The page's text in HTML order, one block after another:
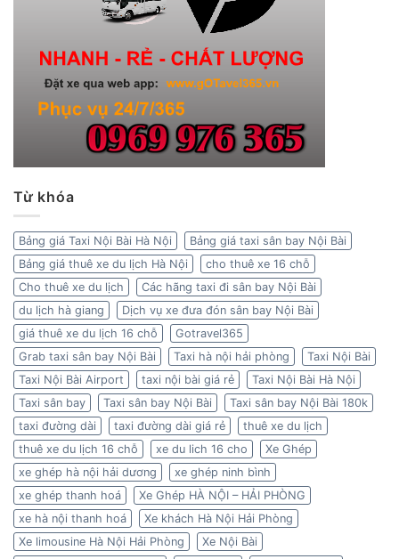
Từ khóa
Bảng giá Taxi Nội Bài Hà Nội
Bảng giá taxi sân bay Nội Bài
Bảng giá thuê xe du lịch Hà Nội
cho thuê xe 16 chỗ
Cho thuê xe du lịch
Các hãng taxi đi sân bay Nội Bài
du lịch hà giang
Dịch vụ xe đưa đón sân bay Nội Bài
giá thuê xe du lịch 16 chỗ
Gotravel365
Grab taxi sân bay Nội Bài
Taxi hà nội hải phòng
Taxi Nội Bài
Taxi Nội Bài Airport
taxi nội bài giá rẻ
Taxi Nội Bài Hà Nội
Taxi sân bay
Taxi sân bay Nội Bài
Taxi sân bay Nội Bài 180k
taxi đường dài
taxi đường dài giá rẻ
thuê xe du lịch
thuê xe du lịch 16 chỗ
xe du lich 16 cho
Xe Ghép
xe ghép hà nội hải dương
xe ghép ninh bình
xe ghép thanh hoá
Xe Ghép HÀ NỘI – HẢI PHÒNG
xe hà nội thanh hoá
Xe khách Hà Nội Hải Phòng
Xe limousine Hà Nội Hải Phòng
Xe Nội Bài